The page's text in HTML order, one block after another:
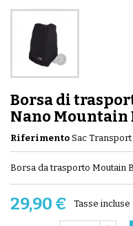
Borsa di
Nano Mountain
Riferimento Sac
Borsa da trasporto Moutain
29,90 € Tasse incluse